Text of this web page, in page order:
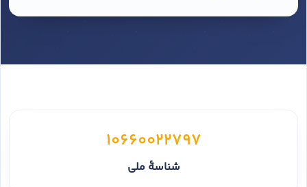
10660022797
شناسهٔ ملی